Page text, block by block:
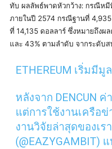
ทับ ผลลัพธ์พาดหัวกว้าง: กรณีห
ภายในปี 2574 กรณีฐานที่
ที่ 14,135 ดอลลาร์ ซึ่งหมายถึงผ
และ 43% ตามลำดับ จากระดับ
ETHEREUM เริ่มมี
หลังจาก DENCUN
แต่การใช้งานเครือ
งานวิจัยล่าสุดของเ
(@EAZYGAMBIT) แ